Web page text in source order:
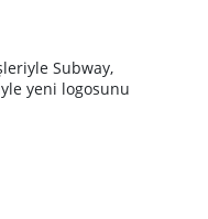
Subway,
yeni logosunu